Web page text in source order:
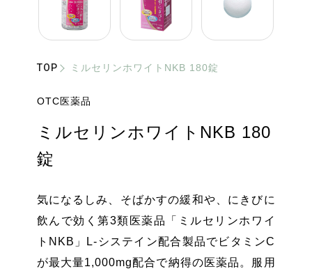
TOP ミルセリンホワイトNKB 180錠
OTC医薬品
ミルセリンホワイトNKB 180
錠
気になるしみ、そばかすの緩和や、にきびに
飲んで効く第3類医薬品「ミルセリンホワイ
トNKB」L-システイン配合製品でビタミンC
が最大量1,000mg配合で納得の医薬品。服用